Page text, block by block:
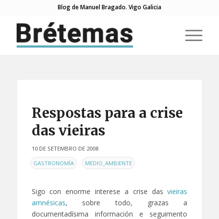
Blog de Manuel Bragado. Vigo Galicia
Respostas para a crise
das vieiras
10 DE SETEMBRO DE 2008
ENGASTRONOMÍA , MEDIO_AMBIENTE
Sigo con enorme interese a crise dasvieiras
amnésicas, sobre todo, grazas a
documentadísima información e seguimento